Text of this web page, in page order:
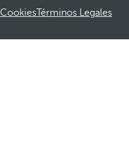
CookiesTérminos Legales